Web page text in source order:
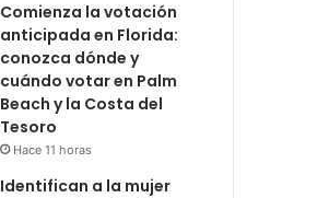
Comienza la votación
anticipada en Florida:
conozca dónde y
cuándo votar en Palm
Beach y la Costa del
Tesoro
Hace 11 horas
Identifican a la mujer